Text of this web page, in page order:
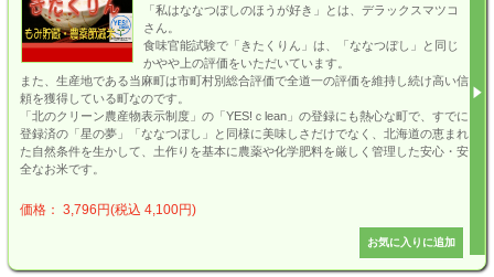
「私はななつぼしのほうが好き」とは、デラックスマツコ
さん。
食味官能試験で「きたくりん」は、「ななつぼし」と同じ
かやや上の評価をいただいています。
また、生産地である当麻町は市町村別総合評価で全道一の評価を維持し続け高い信
頼を獲得している町なのです。
「北のクリーン農産物表示制度」の「YES!ｃlean」の登録にも熱心な町で、すでに
登録済の「星の夢」「ななつぼし」と同様に美味しさだけでなく、北海道の恵まれ
た自然条件を生かして、土作りを基本に農薬や化学肥料を厳しく管理した安心・安
全なお米です。
価格： 3,796円(税込 4,100円)